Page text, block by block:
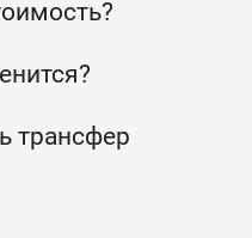
трансфер